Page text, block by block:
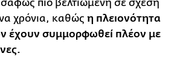
πιο βελτιωμένη σε σχέση
χρόνια, καθώς η πλειονότητα
έχουν συμμορφωθεί πλέον με